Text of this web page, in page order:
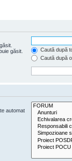
găsit.
Caută după
Caută după
automat